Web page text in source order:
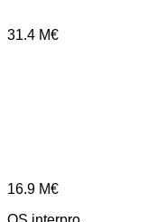
31.4 M€
16.9 M€